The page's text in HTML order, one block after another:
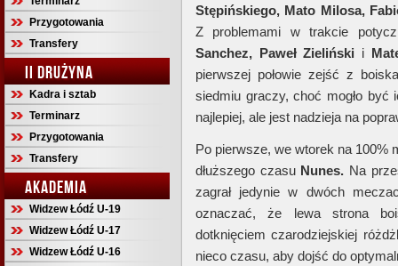
Przygotowania
Transfery
II DRUŻYNA
Kadra i sztab
Terminarz
Przygotowania
Transfery
AKADEMIA
Widzew Łódź U-19
Widzew Łódź U-17
Widzew Łódź U-16
Stępińskiego, Mato Milosa,
Z problemami w trakcie
Sanchez, Paweł Zieliński i
pierwszej połowie zejść z
siedmiu graczy, choć mogło być
najlepiej, ale jest nadzieja na
Po pierwsze, we wtorek na 100%
dłuższego czasu Nunes. Na
zagrał jedynie w dwóch
oznaczać, że lewa strona
dotknięciem czarodziejskiej
nieco czasu, aby dojść do